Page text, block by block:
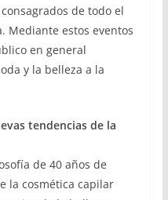
de todo el
Mediante estos eventos
en general
y la belleza a la
tendencias de la
de 40 años de
la cosmética capilar